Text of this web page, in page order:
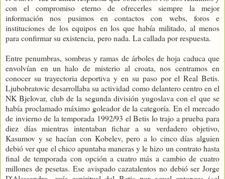
con el compromiso eterno de ofrecerles siempre la mejor
información nos pusimos en contactos con webs, foros e
instituciones de los equipos en los que había militado, al menos
para confirmar su existencia, pero nada. La callada por respuesta.
Entre penumbras, sombras y ramas de árboles de hoja caduca que
envolvían en un halo de misterio al croata, nos centramos en
conocer su trayectoria deportiva y en su paso por el Real Betis.
Ljubobratovic desarrollaba su actividad como delantero centro en el
NK Bjelovar, club de la segunda división yugoslava con el que se
había proclamado máximo goleador de la categoría. En el mercado
de invierno de la temporada 1992/93 el Betis lo trajo a prueba para
diez días mientras intentaban fichar a su verdadero objetivo,
Kasumov y se hacían con Kobelev, pero a lo cinco días alguien
debió ver que el chico apuntaba maneras y le hizo un contrato hasta
final de temporada con opción a cuatro más a cambio de cuatro
millones de pesetas. Ese avispado cazatalentos no debió ser Jorge